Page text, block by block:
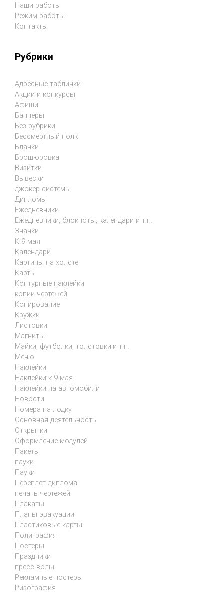
Наши работы
Режим работы
Контакты
Рубрики
Адресные таблички
Акции и конкурсы
Афиши
Баннеры
Без рубрики
Бессмертный полк
Бланки
Брошюровка
Визитки
Вывески
джокер-системы
Дипломы
Ежедневники
Ежедневники, блокноты, календари и т.п.
Значки
К 9 мая
Календари
Картины на холсте
Карты
Контурные наклейки
копии чертежей
Копирование
Кружки
Листовки
Магниты
Майки, футболки, толстовки и т.п.
Меню
Наклейки
Наклейки к 9 мая
Наклейки на автомобили
Новости
Номера на лодку
Основная деятельность
Открытки
Оформление модулей
Пакеты
пауки
Пауки
Переплет диплома
печать чертежей
Плакаты
Планы эвакуации
Пластиковые карты
Полиграфия
Постеры
Праздники
пресс-волы
Рекламные постеры
Ризография